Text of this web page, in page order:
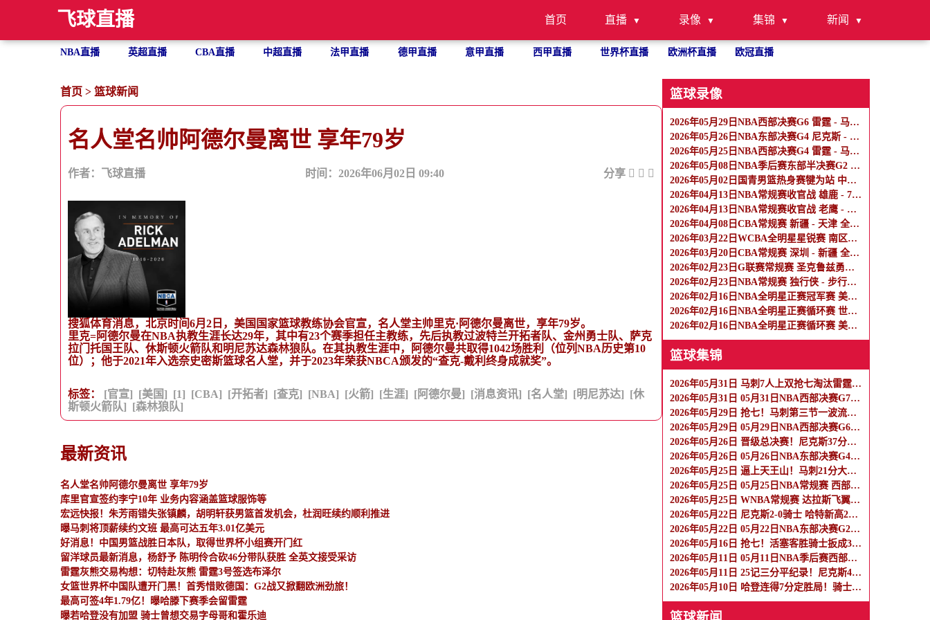
飞球直播 首页 直播 录像 集锦 新闻
NBA直播 英超直播 CBA直播 中超直播 法甲直播 德甲直播 意甲直播 西甲直播 世界杯直播 欧洲杯直播 欧冠直播
首页 > 篮球新闻
名人堂名帅阿德尔曼离世 享年79岁
作者：飞球直播 时间：2026年06月02日 09:40 分享
搜狐体育消息，北京时间6月2日，美国国家篮球教练协会官宣，名人堂主帅里克·阿德尔曼离世，享年79岁。
里克=阿德尔曼在NBA执教生涯长达29年，其中有23个赛季担任主教练，先后执教过波特兰开拓者队、金州勇士队、萨克
拉门托国王队、休斯顿火箭队和明尼苏达森林狼队。在其执教生涯中，阿德尔曼共取得1042场胜利（位列NBA历史第10
位）；他于2021年入选奈史密斯篮球名人堂，并于2023年荣获NBCA颁发的“查克-戴利终身成就奖”。
标签： [官宣] [美国] [1] [CBA] [开拓者] [查克] [NBA] [火箭] [生涯] [阿德尔曼] [消息资讯] [名人堂] [明尼苏达]
[休
斯顿火箭队]
[森林狼队]
最新资讯
名人堂名帅阿德尔曼离世 享年79岁
库里官宣签约李宁10年 业务内容涵盖篮球服饰等
宏远快报！朱芳雨错失张镇麟，胡明轩获男篮首发机会，杜润旺续约顺利推进
曝马刺将顶薪续约文班 最高可达五年3.01亿美元
好消息！中国男篮战胜日本队，取得世界杯小组赛开门红
留洋球员最新消息，杨舒予 陈明伶合砍46分带队获胜 全英文接受采访
雷霆灰熊交易构想：切特赴灰熊 雷霆3号签选布泽尔
女篮世界杯中国队遭开门黑！首秀惜败德国：G2战又掀翻欧洲劲旅！
最高可签4年1.79亿！曝哈滕下赛季会留雷霆
曝若哈登没有加盟 骑士曾想交易字母哥和霍乐迪
篮球录像
2026年05月29日NBA西部决赛G6 雷霆 - 马刺 全场录像
2026年05月26日NBA东部决赛G4 尼克斯 - 骑士 全场录像
2026年05月25日NBA西部决赛G4 雷霆 - 马刺 全场录像
2026年05月08日NBA季后赛东部半决赛G2 骑士 - 活塞 全场录像
2026年05月02日国青男篮热身赛犍为站 中国U17男篮 - 阿尔法学院 全场录像
2026年04月13日NBA常规赛收官战 雄鹿 - 76人 全场录像
2026年04月13日NBA常规赛收官战 老鹰 - 热火 全场录像
2026年04月08日CBA常规赛 新疆 - 天津 全场录像
2026年03月22日WCBA全明星星锐赛 南区星锐队 - 北区星锐队 全场录像
2026年03月20日CBA常规赛 深圳 - 新疆 全场录像
2026年02月23日G联赛常规赛 圣克鲁兹勇士 - 混音 全场录像
2026年02月23日NBA常规赛 独行侠 - 步行者 全场录像
2026年02月16日NBA全明星正赛冠军赛 美国新星队 - 美国星条队 全场录像
2026年02月16日NBA全明星正赛循环赛 世界队 - 美国星条队 全场录像
2026年02月16日NBA全明星正赛循环赛 美国新星队 - 美国星条队 全场录像
篮球集锦
2026年05月31日 马刺7人上双抢七淘汰雷霆闯进总决赛 文班22+7 亚历山大35+9
2026年05月31日 05月31日NBA西部决赛G7 马刺 - 雷霆 全场集锦
2026年05月29日 抢七！马刺第三节一波流大胜雷霆扳成3-3 文班28+10 SGA18中6
2026年05月29日 05月29日NBA西部决赛G6 雷霆 - 马刺 全场集锦
2026年05月26日 晋级总决赛！尼克斯37分大胜横扫骑士 唐斯19分 哈登2球5失误
2026年05月26日 05月26日NBA东部决赛G4 尼克斯 - 骑士 精彩镜头
2026年05月25日 逼上天王山！马刺21分大胜雷霆 文班33+8+5 亚历山大19+7
2026年05月25日 05月25日NBA常规赛 西部决赛G4 雷霆 - 马刺 精彩镜头
2026年05月25日 WNBA常规赛 达拉斯飞翼 91 - 76 纽约自由人 集锦
2026年05月22日 尼克斯2-0骑士 哈特新高26分 布伦森19分14助 米切尔26分
2026年05月22日 05月22日NBA东部决赛G2 骑士 - 尼克斯 精彩镜头
2026年05月16日 抢七！活塞客胜骑士扳成3-3 杜伦15+11 哈登23+7+4断+8失误
2026年05月11日 05月11日NBA季后赛西部半决赛G5 森林狼 - 马刺 精彩镜头
2026年05月11日 25记三分平纪录！尼克斯4-0横扫76人进东决 麦克布莱德7三分
2026年05月10日 哈登连得7分定胜局！骑士1-2活塞 米切尔35分 坎宁安27+10+10
篮球新闻